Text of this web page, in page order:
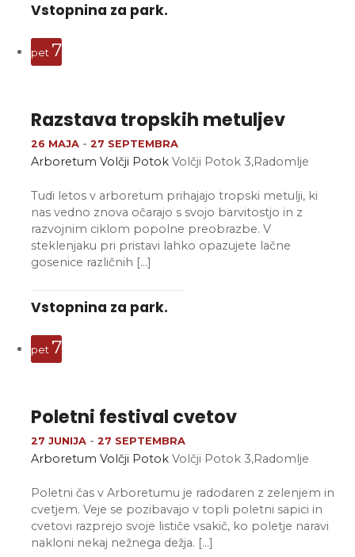
Vstopnina za park.
pet 7
Razstava tropskih metuljev
26 MAJA -27 SEPTEMBRA
Arboretum Volčji PotokVolčji Potok 3,Radomlje
Tudi letos v arboretum prihajajo tropski metulji, ki
nas vedno znova očarajo s svojo barvitostjo in z
razvojnim ciklom popolne preobrazbe. V
steklenjaku pri pristavi lahko opazujete lačne
gosenice različnih […]
Vstopnina za park.
pet 7
Poletni festival cvetov
27 JUNIJA -27 SEPTEMBRA
Arboretum Volčji PotokVolčji Potok 3,Radomlje
Poletni čas v Arboretumu je radodaren z zelenjem in
cvetjem. Veje se pozibavajo v topli poletni sapici in
cvetovi razprejo svoje lističe vsakič, ko poletje naravi
nakloni nekaj nežnega dežja. […]